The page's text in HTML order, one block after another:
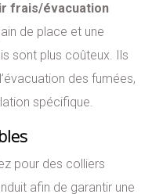
frais/évacuation
de place et une
sont plus coûteux. Ils
des fumées,
spécifique.
pour des colliers
afin de garantir une